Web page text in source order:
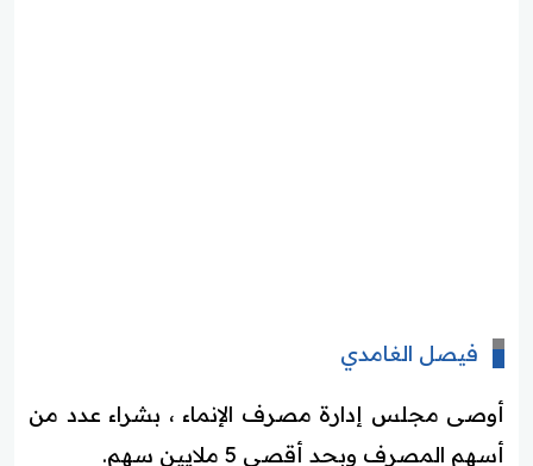
فيصل الغامدي
أوصى مجلس إدارة مصرف الإنماء ، بشراء عدد من
أسهم المصرف وبحد أقصى 5 ملايين سهم.